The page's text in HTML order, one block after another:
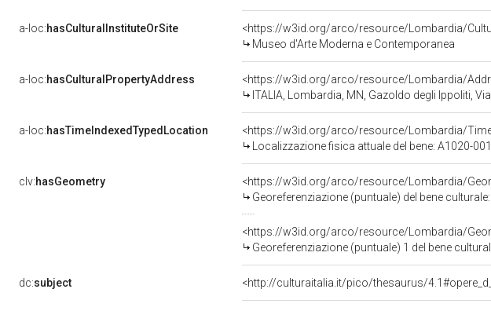
a-loc:hasCulturalInstituteOrSite
<https://w3id.org/arco/resource/Lombardia/
Museo d'Arte Moderna e Contemporanea
a-loc:hasCulturalPropertyAddress
<https://w3id.org/arco/resource/Lombardia/
ITALIA, Lombardia, MN, Gazoldo degli Ippoliti,
a-loc:hasTimeIndexedTypedLocation
<https://w3id.org/arco/resource/Lombardia/
Localizzazione fisica attuale del bene: A1020-
clv:hasGeometry
<https://w3id.org/arco/resource/Lombardia/
Georeferenziazione (puntuale) del bene
<https://w3id.org/arco/resource/Lombardia/
Georeferenziazione (puntuale) 1 del bene
dc:subject <http://culturaitalia.it/pico/thesaurus/